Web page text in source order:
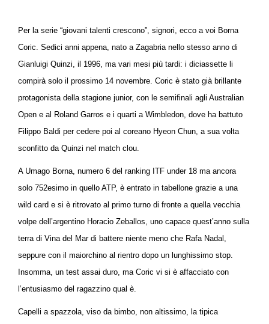
Per la serie “giovani talenti crescono”, signori, ecco a voi Borna
Coric. Sedici anni appena, nato a Zagabria nello stesso anno di
Gianluigi Quinzi, il 1996, ma vari mesi più tardi: i diciassette li
compirà solo il prossimo 14 novembre. Coric è stato già brillante
protagonista della stagione junior, con le semifinali agli Australian
Open e al Roland Garros e i quarti a Wimbledon, dove ha battuto
Filippo Baldi per cedere poi al coreano Hyeon Chun, a sua volta
sconfitto da Quinzi nel match clou.
A Umago Borna, numero 6 del ranking ITF under 18 ma ancora
solo 752esimo in quello ATP, è entrato in tabellone grazie a una
wild card e si è ritrovato al primo turno di fronte a quella vecchia
volpe dell’argentino Horacio Zeballos, uno capace quest’anno sulla
terra di Vina del Mar di battere niente meno che Rafa Nadal,
seppure con il maiorchino al rientro dopo un lunghissimo stop.
Insomma, un test assai duro, ma Coric vi si è affacciato con
l’entusiasmo del ragazzino qual è.
Capelli a spazzola, viso da bimbo, non altissimo, la tipica